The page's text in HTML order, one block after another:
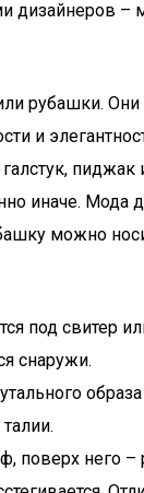
дизайнеров –
рубашки. Они
и
пиджак
иначе. Мода
можно
под свитер
снаружи.
поверх него